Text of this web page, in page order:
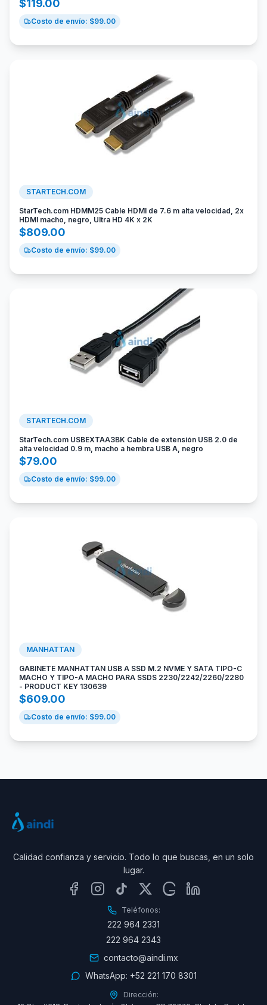
$119.00
Costo de envío: $99.00
STARTECH.COM
StarTech.com HDMM25 Cable HDMI de 7.6 m alta velocidad, 2x
HDMI macho, negro, Ultra HD 4K x 2K
$809.00
Costo de envío: $99.00
STARTECH.COM
StarTech.com USBEXTAA3BK Cable de extensión USB 2.0 de
alta velocidad 0.9 m, macho a hembra USB A, negro
$79.00
Costo de envío: $99.00
MANHATTAN
GABINETE MANHATTAN USB A SSD M.2 NVME Y SATA TIPO-C
MACHO Y TIPO-A MACHO PARA SSDS 2230/2242/2260/2280
- PRODUCT KEY 130639
$609.00
Costo de envío: $99.00
Calidad confianza y servicio. Todo lo que buscas, en un solo
lugar.
Teléfonos:
222 964 2331
222 964 2343
contacto@aindi.mx
WhatsApp: +52 221 170 8301
Dirección: